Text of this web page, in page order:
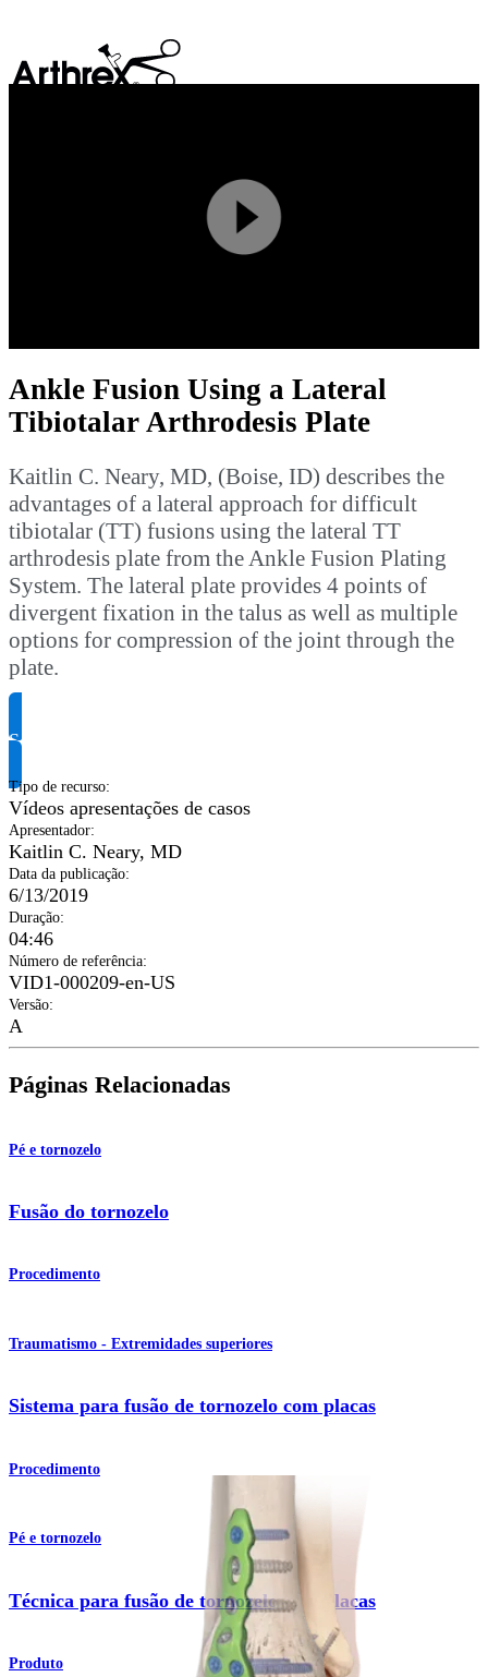
Play
Video
Ankle Fusion Using a Lateral
Tibiotalar Arthrodesis Plate
Kaitlin C. Neary, MD, (Boise, ID) describes the
advantages of a lateral approach for difficult
tibiotalar (TT) fusions using the lateral TT
arthrodesis plate from the Ankle Fusion Plating
System. The lateral plate provides 4 points of
divergent fixation in the talus as well as multiple
options for compression of the joint through the
plate.
Solicite informação do produto
Tipo de recurso:
Vídeos apresentações de casos
Apresentador:
Kaitlin C. Neary, MD
Data da publicação:
6/13/2019
Duração:
04:46
Número de referência:
VID1-000209-en-US
Versão:
A
Páginas Relacionadas
Pé e tornozelo
Fusão do tornozelo
Procedimento
Traumatismo - Extremidades superiores
Sistema para fusão de tornozelo com placas
Procedimento
Pé e tornozelo
Técnica para fusão de tornozelo com placas
Produto